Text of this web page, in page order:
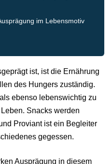
im Lebensmotiv
ist, ist die Ernährung
des Hungers zuständig.
ebenso lebenswichtig zu
Snacks werden
Proviant ist ein Begleiter
gegessen.
Ausprägung in diesem